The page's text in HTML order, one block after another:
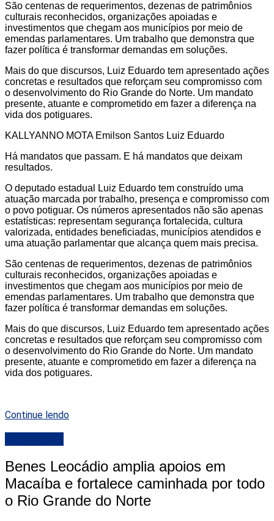
São centenas de requerimentos, dezenas de patrimônios
culturais reconhecidos, organizações apoiadas e
investimentos que chegam aos municípios por meio de
emendas parlamentares. Um trabalho que demonstra que
fazer política é transformar demandas em soluções.
Mais do que discursos, Luiz Eduardo tem apresentado ações
concretas e resultados que reforçam seu compromisso com
o desenvolvimento do Rio Grande do Norte. Um mandato
presente, atuante e comprometido em fazer a diferença na
vida dos potiguares.
KALLYANNO MOTA Emilson Santos Luiz Eduardo
Há mandatos que passam. E há mandatos que deixam
resultados.
O deputado estadual Luiz Eduardo tem construído uma
atuação marcada por trabalho, presença e compromisso com
o povo potiguar. Os números apresentados não são apenas
estatísticas: representam segurança fortalecida, cultura
valorizada, entidades beneficiadas, municípios atendidos e
uma atuação parlamentar que alcança quem mais precisa.
São centenas de requerimentos, dezenas de patrimônios
culturais reconhecidos, organizações apoiadas e
investimentos que chegam aos municípios por meio de
emendas parlamentares. Um trabalho que demonstra que
fazer política é transformar demandas em soluções.
Mais do que discursos, Luiz Eduardo tem apresentado ações
concretas e resultados que reforçam seu compromisso com
o desenvolvimento do Rio Grande do Norte. Um mandato
presente, atuante e comprometido em fazer a diferença na
vida dos potiguares.
Continue lendo
Benes Leocádio amplia apoios em
Macaíba e fortalece caminhada por todo
o Rio Grande do Norte